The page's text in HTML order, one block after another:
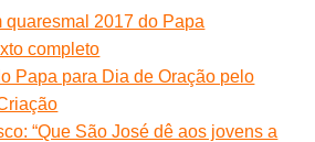
quaresmal 2017 do Papa
completo
Papa para Dia de Oração pelo
“Que São José dê aos jovens a